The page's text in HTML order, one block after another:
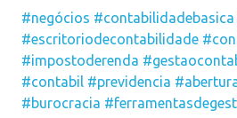
#negócios #contabilidadebasica
#escritoriodecontabilidade
#impostoderenda
#contabil #previdencia
#burocracia